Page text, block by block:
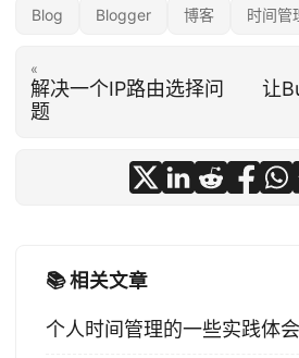
Blog Blogger 博客 时间管
«
解决一个IP路由选择问
题
让
📚 相关文章
个人时间管理的一些实践体会